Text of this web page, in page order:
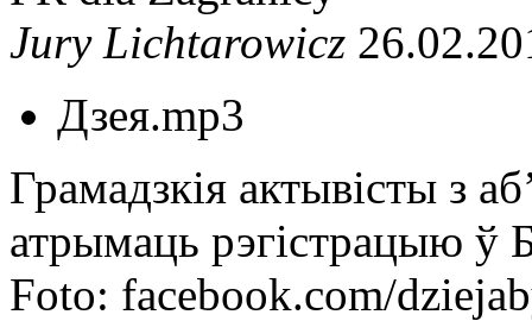
Jury Lichtarowicz
Дзея.mp3
Грамадзкія актывісты з
атрымаць рэгістрацыю ў
Foto: facebook.com/